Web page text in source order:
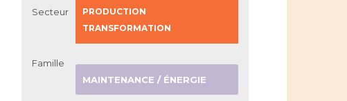
Secteur
PRODUCTION
TRANSFORMATION
Famille
MAINTENANCE / ÉNERGIE